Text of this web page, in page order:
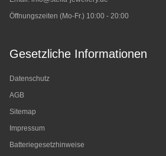
Öffnungszeiten (Mo-Fr.) 10:00 - 20:00
Gesetzliche Informationen
Datenschutz
AGB
Sitemap
Impressum
Batteriegesetzhinweise